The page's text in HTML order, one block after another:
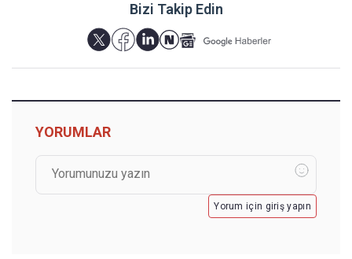
Bizi Takip Edin
YORUMLAR
Yorum için giriş yapın